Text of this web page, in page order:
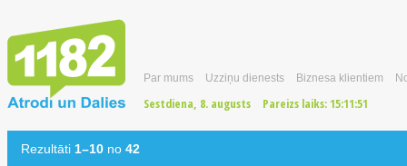
Par mums Uzziņu dienests Biznesa klientiem
Sestdiena, 8. augusts Pareizs laiks: 15:11:51
Rezultāti 1–10 no 42